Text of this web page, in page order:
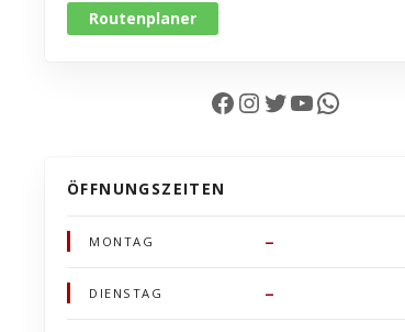
Routenplaner
Facebook InstagramTwitter YouTube WhatsApp
ÖFFNUNGSZEITEN
MONTAG –
DIENSTAG –